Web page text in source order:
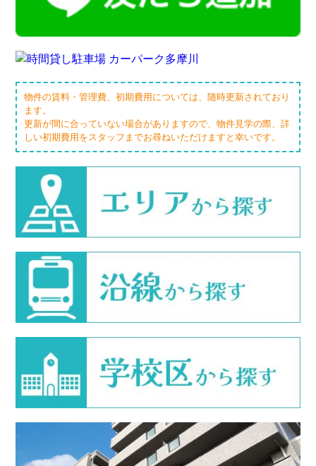
物件の賃料・管理費、初期費用については、随時更新されており
ます。
更新が間に合っていない場合がありますので、物件見学の際、詳
しい初期費用をスタッフまでお尋ねいただけますと幸いです。